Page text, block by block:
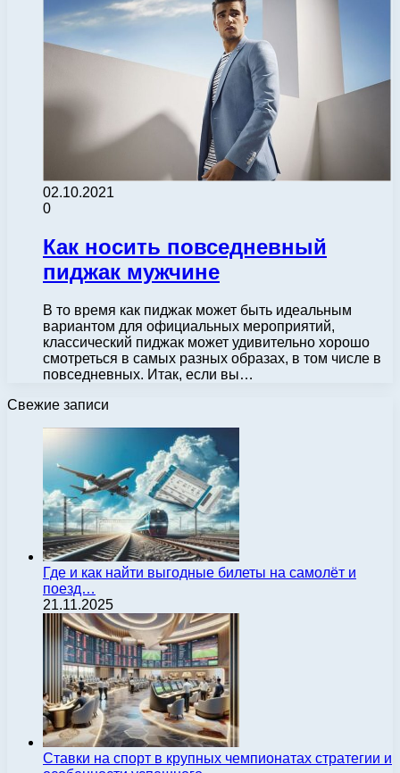
02.10.2021
0
Как носить повседневный
пиджак мужчине
В то время как пиджак может быть идеальным
вариантом для официальных мероприятий,
классический пиджак может удивительно хорошо
смотреться в самых разных образах, в том числе в
повседневных. Итак, если вы…
Свежие записи
Где и как найти выгодные билеты на самолёт и
поезд…
21.11.2025
Ставки на спорт в крупных чемпионатах стратегии и